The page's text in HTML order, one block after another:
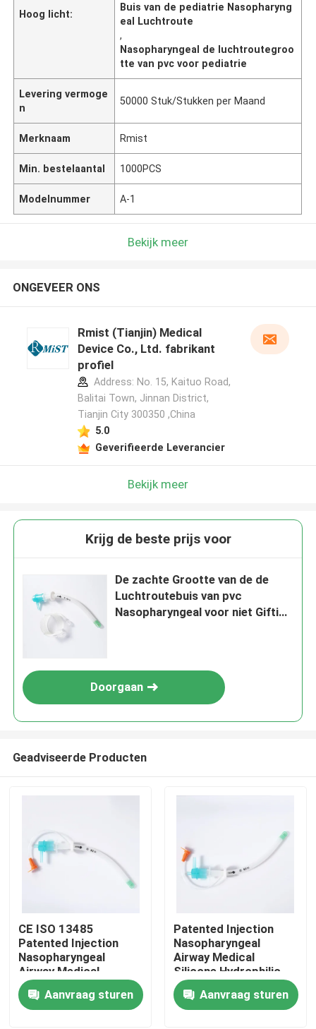
Thuis
Producten
Hoog licht:
Buis van de pediatrie Nasopharyng
eal Luchtroute
,
Nasopharyngeal de luchtroutegroo
tte van pvc voor pediatrie
Levering vermoge
n
50000 Stuk/Stukken per Maand
Merknaam Rmist
Min. bestelaantal 1000PCS
Modelnummer A-1
Bekijk meer
ONGEVEER ONS
Rmist (Tianjin) Medical
Device Co., Ltd. fabrikant
profiel
Address: No. 15, Kaituo Road,
Balitai Town, Jinnan District,
Tianjin City 300350 ,China
5.0
Geverifieerde Leverancier
Bekijk meer
Krijg de beste prijs voor
De zachte Grootte van de de
Luchtroutebuis van pvc
Nasopharyngeal voor niet Giftige
Doorgaan
Geadviseerde Producten
CE ISO 13485
Patented Injection
Nasopharyngeal
Airway Medical
Silicone Hydrophilic
coating OEM ODM
Aanvraag sturen
Patented Injection
Nasopharyngeal
Airway Medical
Silicone Hydrophilic
coating CE ISO
Certification
Aanvraag sturen